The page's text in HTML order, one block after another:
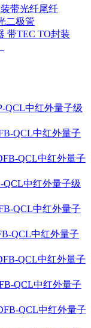
带光纤尾纤
二极管
带TEC TO封装
QCL中红外量子级
QCL中红外量子
QCL中红外量子
QCL中红外量子级
QCL中红外量子
QCL中红外量子
QCL中红外量子
QCL中红外量子
QCL中红外量子